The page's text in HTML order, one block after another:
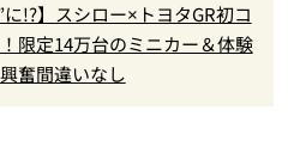
に!?】スシロー×トヨタGR初コ
限定14万台のミニカー＆体験
奮間違いなし